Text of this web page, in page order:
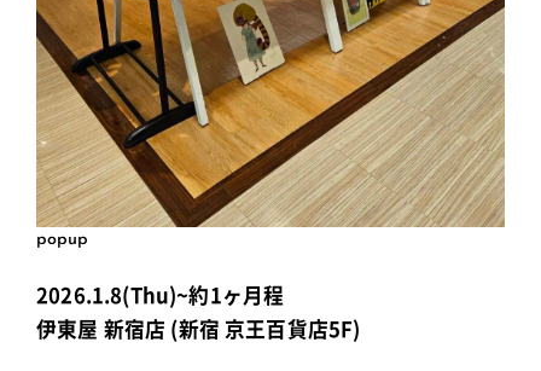
popup
2026.1.8(Thu)~約1ヶ月程
伊東屋 新宿店 (新宿 京王百貨店5F)